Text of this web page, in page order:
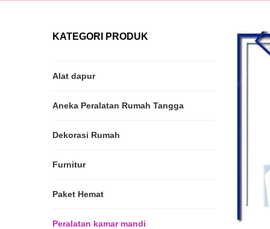
KATEGORI PRODUK
Alat dapur
Aneka Peralatan Rumah Tangga
Dekorasi Rumah
Furnitur
Paket Hemat
Peralatan kamar mandi